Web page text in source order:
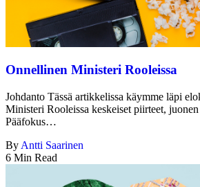
Onnellinen Ministeri Rooleissa
Johdanto Tässä artikkelissa käymme läpi
Ministeri Rooleissa keskeiset piirteet,
Pääfokus…
By Antti Saarinen
6 Min Read